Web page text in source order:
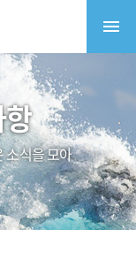
소식을 모아